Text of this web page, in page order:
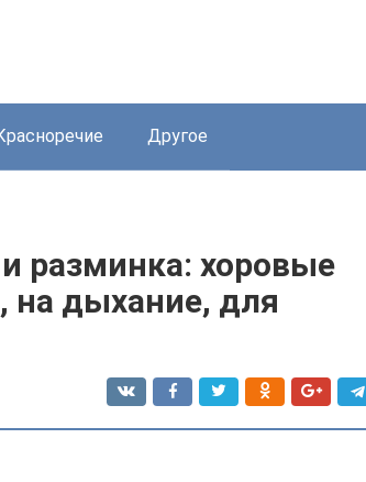
Другое
разминка: хоровые
на дыхание, для